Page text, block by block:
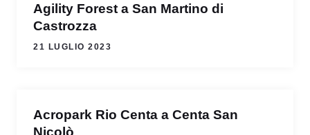
Agility Forest a San Martino di
Castrozza
21 LUGLIO 2023
Acropark Rio Centa a Centa San
Nicolò